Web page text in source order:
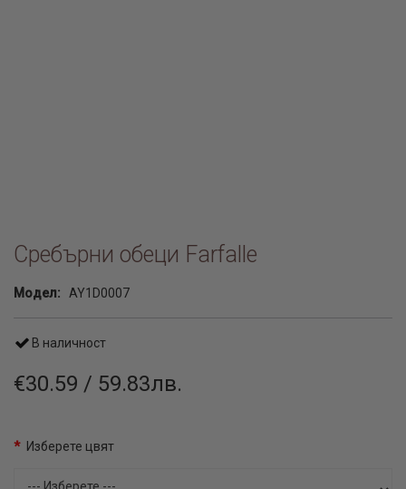
Сребърни обеци Farfalle
Модел: AY1D0007
В наличност
€30.59 / 59.83лв.
Изберете цвят